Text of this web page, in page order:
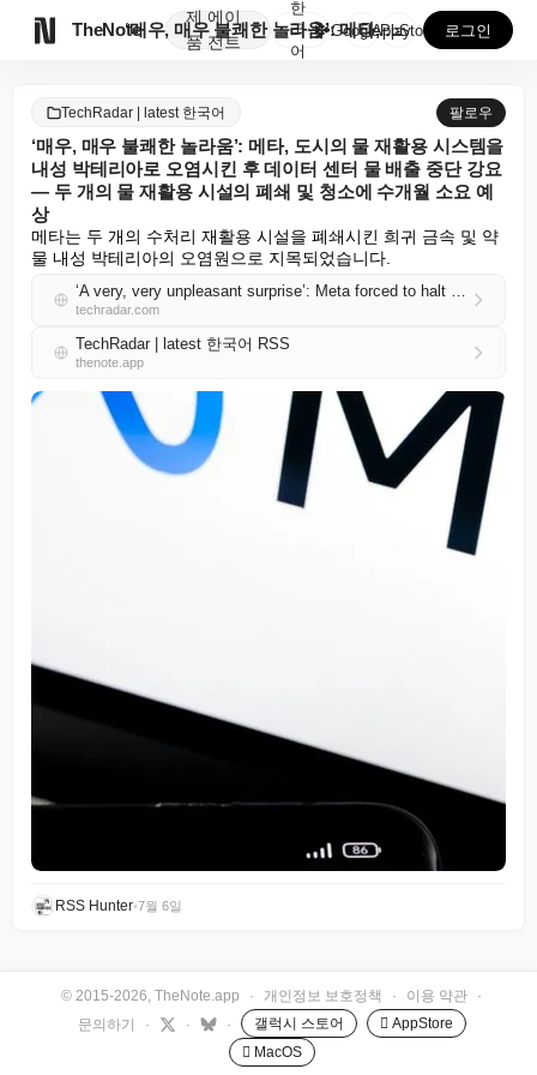
TheNote
제
품
에이
전트
‘매우, 매우 불쾌한 놀라움’: 메타, 도시의 물 재활...
한
국
어
GooglePlay
AppStore 로그인
TechRadar | latest 한국어 팔로우
‘매우, 매우 불쾌한 놀라움’: 메타, 도시의 물 재활용 시스템을
내성 박테리아로 오염시킨 후 데이터 센터 물 배출 중단 강요
— 두 개의 물 재활용 시설의 폐쇄 및 청소에 수개월 소요 예
상
메타는 두 개의 수처리 재활용 시설을 폐쇄시킨 희귀 금속 및 약
물 내성 박테리아의 오염원으로 지목되었습니다.
‘A very, very unpleasant surprise’: Meta forced to halt data center water discharges after polluting city's water reclamation system with resistant bacterium — shutdown and cleaning of two water reclamation plants expected lasted months
techradar.com
TechRadar | latest 한국어 RSS
thenote.app
RSS Hunter•7월 6일
© 2015-2026, TheNote.app · 개인정보 보호정책 · 이용 약관
·
문의하기
· · · 갤럭시 스토어
 AppStore
 MacOS